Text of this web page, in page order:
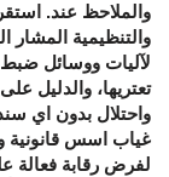
والملاحظ عند.
والتنظيمية المشار
لآليات ووسائل ضبط
تعتريها، والدليل
واحتلال بدون اي
غياب اسس قانونية
لفرض رقابة فعالة